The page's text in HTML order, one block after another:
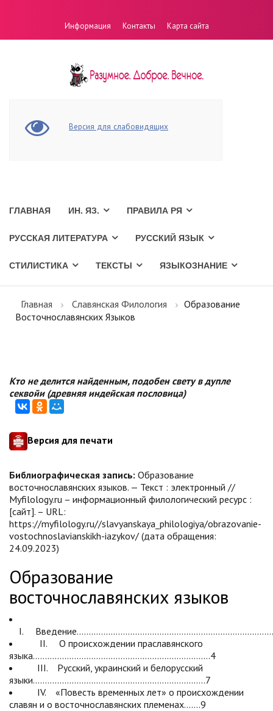
Информация Контакты Карта сайта
Версия для слабовидящих
ГЛАВНАЯ ИН. ЯЗ. ПРАВИЛА РЯ
РУССКАЯ ЛИТЕРАТУРА РУССКИЙ ЯЗЫК
СТИЛИСТИКА ТЕКСТЫ ЯЗЫКОЗНАНИЕ
Главная Славянская Филология
Образование
Восточнославянских Языков
Кто не делится найденным, подобен свету в дупле
секвойи (древняя индейская пословица)
Версия для печати
Библиографическая запись: Образование
восточнославянских языков. — Текст : электронный //
Myfilology.ru – информационный филологический ресурс :
[сайт]. – URL:
https://myfilology.ru//slavyanskaya_philologiya/obrazovanie-
vostochnoslavianskikh-iazykov/ (дата обращения:
24.09.2023)
Образование
восточнославянских языков
I.
II. О происхождении праславянского
языка……………………………………………………………….4
III. Русский, украинский и белорусский
языки……………………………………………………………..7
IV. «Повесть временных лет» о происхождении
славян и о восточнославянских племенах…….9